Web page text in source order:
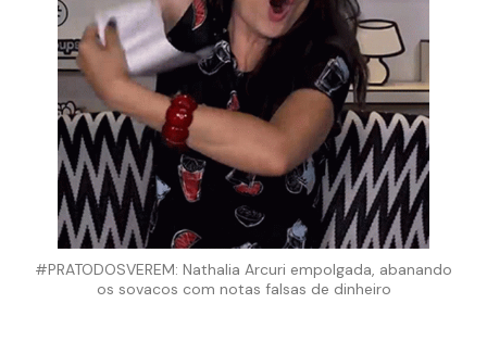
#PRATODOSVEREM: Nathalia Arcuri empolgada, abanando
os sovacos com notas falsas de dinheiro